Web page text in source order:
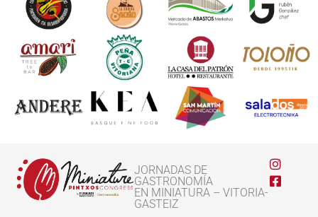
JORNADAS DE
GASTRONOMÍA
EN MINIATURA – VITORIA-
GASTEIZ